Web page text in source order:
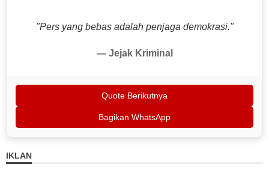
"Pers yang bebas adalah penjaga demokrasi."
— Jejak Kriminal
Quote Berikutnya
Bagikan WhatsApp
IKLAN